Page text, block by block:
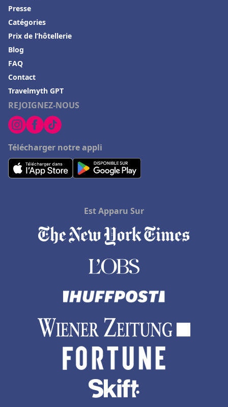
REJOIGNEZ-NOUS
Télécharger notre appli
Presse
Catégories
Prix de l’hôtellerie
Blog
FAQ
Contact
Travelmyth GPT
Est Apparu Sur